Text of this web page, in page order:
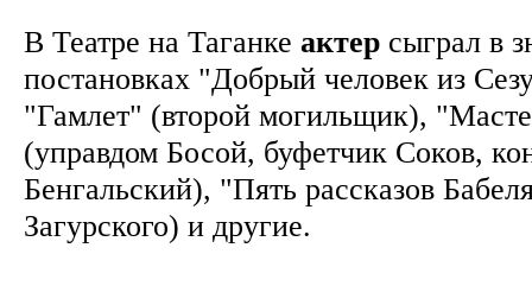
В Театре на Таганке актер сыграл в
постановках "Добрый человек из
"Гамлет" (второй могильщик),
(управдом Босой, буфетчик Соков,
Бенгальский), "Пять рассказов
Загурского) и другие.